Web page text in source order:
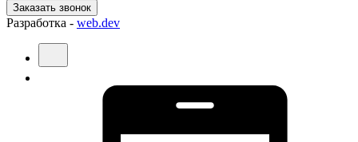
Заказать звонок
Разработка - web.dev